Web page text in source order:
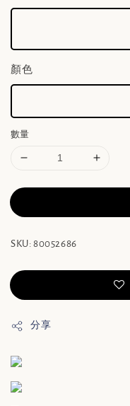
顏色
數量
SKU: 80052686
分享